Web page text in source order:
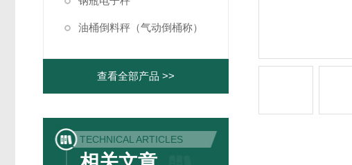
油桶倒料秤（气动倒桶称）
查看全部产品 >>
TECHNICAL ARTICLES